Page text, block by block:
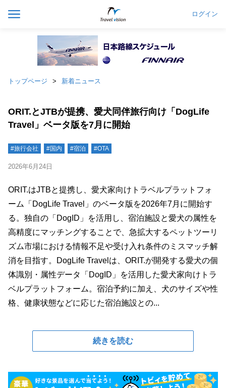
ログイン
トップページ 新着ニュース
ORIT.とJTBが提携、愛犬同伴旅行向け「DogLife
Travel」ベータ版を7月に開始
#旅行会社 #国内 #宿泊 #OTA
2026年6月24日
ORIT.はJTBと提携し、愛犬家向けトラベルプラットフォ
ーム「DogLife Travel」のベータ版を2026年7月に開始す
る。独自の「DogID」を活用し、宿泊施設と愛犬の属性を
高精度にマッチングすることで、急拡大するペットツーリ
ズム市場における情報不足や受け入れ条件のミスマッチ解
消を目指す。DogLife Travelは、ORIT.が開発する愛犬の個
体識別・属性データ「DogID」を活用した愛犬家向けトラ
ベルプラットフォーム。宿泊予約に加え、犬のサイズや性
格、健康状態などに応じた宿泊施設との...
続きを読む